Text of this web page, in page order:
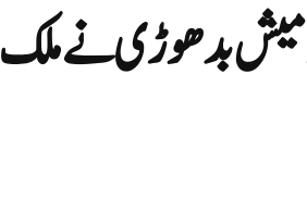
رمیش بدھوڑی نے